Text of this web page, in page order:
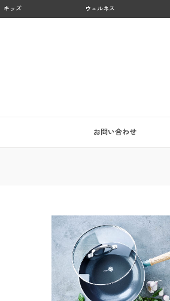
キッズ ウェルネス
お問い合わせ